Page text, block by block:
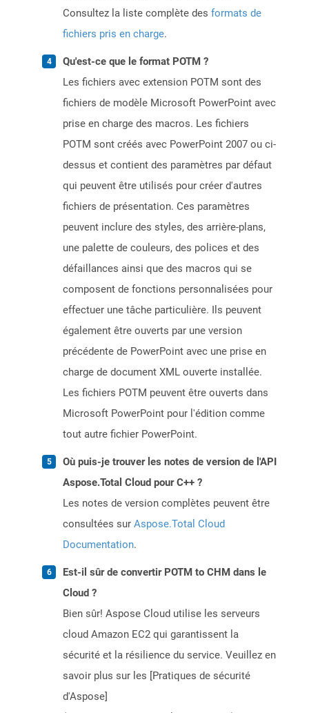
Consultez la liste complète des formats de
fichiers pris en charge.
Qu'est-ce que le format POTM ?
Les fichiers avec extension POTM sont des
fichiers de modèle Microsoft PowerPoint avec
prise en charge des macros. Les fichiers
POTM sont créés avec PowerPoint 2007 ou ci-
dessus et contient des paramètres par défaut
qui peuvent être utilisés pour créer d'autres
fichiers de présentation. Ces paramètres
peuvent inclure des styles, des arrière-plans,
une palette de couleurs, des polices et des
défaillances ainsi que des macros qui se
composent de fonctions personnalisées pour
effectuer une tâche particulière. Ils peuvent
également être ouverts par une version
précédente de PowerPoint avec une prise en
charge de document XML ouverte installée.
Les fichiers POTM peuvent être ouverts dans
Microsoft PowerPoint pour l'édition comme
tout autre fichier PowerPoint.
Où puis-je trouver les notes de version de l'API
Aspose.Total Cloud pour C++ ?
Les notes de version complètes peuvent être
consultées sur Aspose.Total Cloud
Documentation.
Est-il sûr de convertir POTM to CHM dans le
Cloud ?
Bien sûr! Aspose Cloud utilise les serveurs
cloud Amazon EC2 qui garantissent la
sécurité et la résilience du service. Veuillez en
savoir plus sur les [Pratiques de sécurité
d'Aspose]